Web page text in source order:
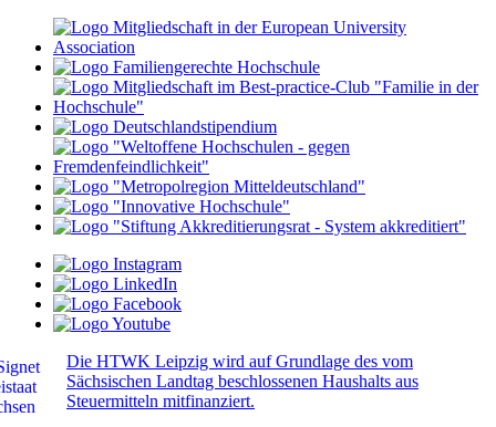
Die HTWK Leipzig wird auf Grundlage des vom
Sächsischen Landtag beschlossenen Haushalts aus
Steuermitteln mitfinanziert.